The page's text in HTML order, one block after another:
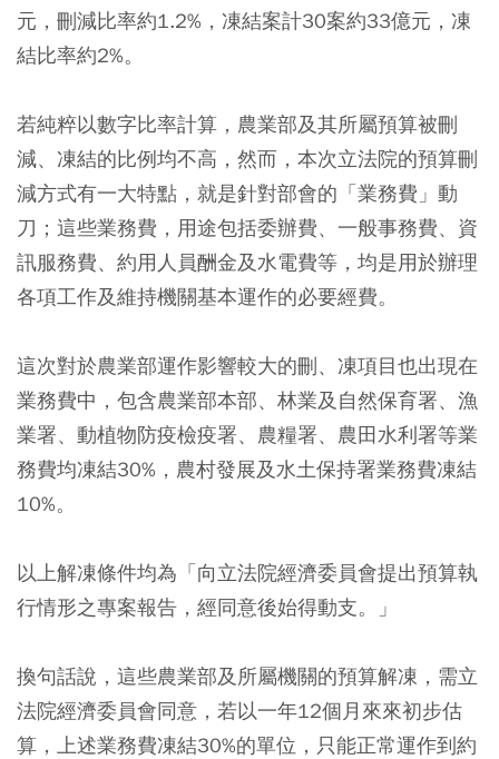
元，刪減比率約1.2%，凍結案計30案約33億元，凍
結比率約2%。
若純粹以數字比率計算，農業部及其所屬預算被刪
減、凍結的比例均不高，然而， 本次立法院的預算刪
減方式有一大特點，就是針對部會的「業務費」動
刀；這些業務費，用途包括委辦費、一般事務費、資
訊服務費、約用人員酬金及水電費等，均是用於辦理
各項工作及維持機關基本運作的必要經費。
這次對於農業部運作影響較大的刪、凍項目也出現在
業務費中，包含農業部本部、林業及自然保育署、漁
業署、動植物防疫檢疫署、農糧署、農田水利署等業
務費均凍結30%，農村發展及水土保持署業務費凍結
10%。
以上解凍條件均為「向立法院經濟委員會提出預算執
行情形之專案報告，經同意後始得動支。」
換句話說，這些農業部及所屬機關的預算解凍，需立
法院經濟委員會同意，若以一年12個月來來初步估
算，上述業務費凍結30%的單位，只能正常運作到約